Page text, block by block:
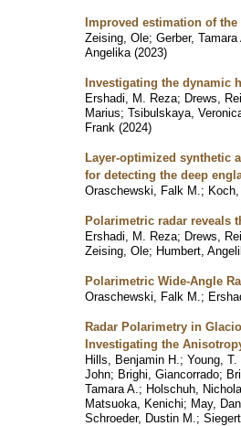
Improved estimation of
Zeising, Ole; Gerber, Tamara
Angelika (2023)
Investigating the dynamic
Ershadi, M. Reza; Drews,
Marius; Tsibulskaya,
Frank (2024)
Layer-optimized synthetic
for detecting the deep
Oraschewski, Falk M. ;
Polarimetric radar reveals
Ershadi, M. Reza; Drews,
Zeising, Ole; Humbert,
Polarimetric Wide-Angle
Oraschewski, Falk M. ;
Radar Polarimetry in
Investigating the
Hills, Benjamin H. ; Young, T.
John; Brighi, Giancorrado;
Tamara A. ; Holschuh,
Matsuoka, Kenichi; May,
Schroeder, Dustin M. ;